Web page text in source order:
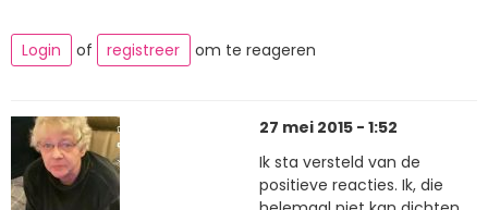
Login of registreer om te reageren
27 mei 2015 - 1:52
Ik sta versteld van de
positieve reacties. Ik, die